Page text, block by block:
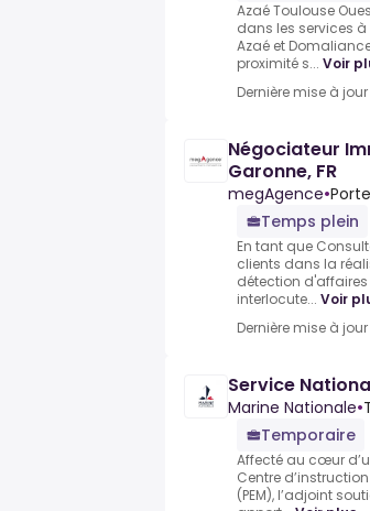
Azaé Toulouse
dans les services
Azaé et
proximité s... Voir
Dernière mise à
Négociateur
Garonne, FR
megAgence•
Temps plein
En tant que
clients dans la
détection d'affaires
interlocute... Voir
Dernière mise à
Service
Marine Nationale•
Temporaire
Affecté au cœur
Centre
(PEM), l’adjoint